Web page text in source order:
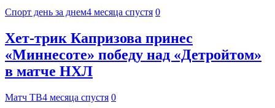
Спорт день за днем4 месяца спустя 0
Хет‑трик Капризова принес
«Миннесоте» победу над «Детройтом»
в матче НХЛ
Матч ТВ4 месяца спустя 0